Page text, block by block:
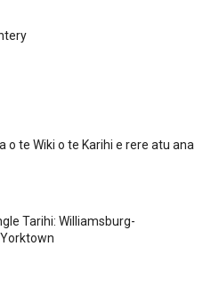
o te Wiki o te Karihi e rere atu ana
Tarihi: Williamsburg-